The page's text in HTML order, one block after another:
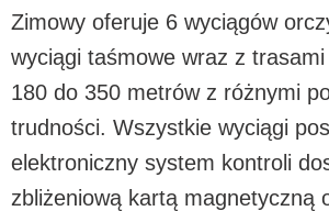
Zimowy oferuje 6 wyciągów
wyciągi taśmowe wraz z trasami
180 do 350 metrów z różnymi
trudności. Wszystkie wyciągi
elektroniczny system kontroli
zbliżeniową kartą magnetyczną